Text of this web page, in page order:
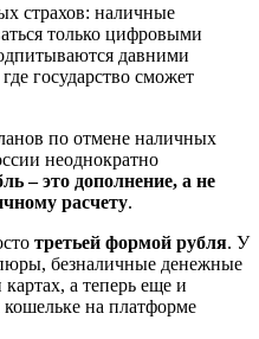
страхов: наличные
только цифровыми
давними
государство сможет
по отмене наличных
неоднократно
– это дополнение, а не
расчету.
третьей формой рубля. У
безналичные денежные
картах, а теперь еще и
на платформе